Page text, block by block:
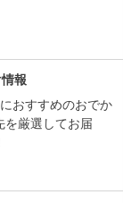
報
おすすめのおでか
を厳選してお届